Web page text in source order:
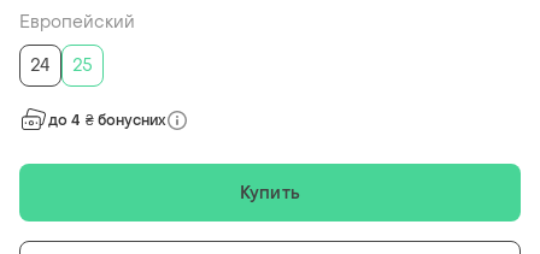
Европейский
24
25
до 4 ₴ бонусних
Купить